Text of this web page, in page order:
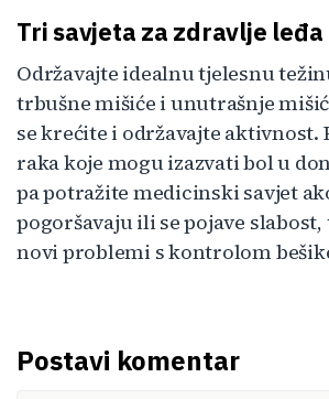
Tri savjeta za zdravlje leđa
Održavajte idealnu tjelesnu
trbušne mišiće i unutrašnje
se krećite i održavajte aktivnost.
raka koje mogu izazvati bol u
pa potražite medicinski savjet
pogoršavaju ili se pojave
novi problemi s kontrolom
Postavi komentar